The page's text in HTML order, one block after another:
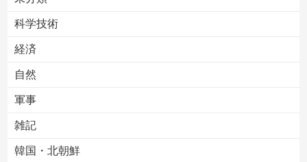
科学技術
経済
自然
軍事
雑記
韓国・北朝鮮